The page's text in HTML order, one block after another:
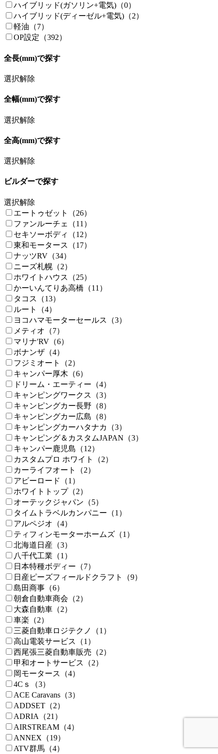
ハイブリッド(ガソリン+電気)（0）
ハイブリッド(ディーゼル+電気)（2）
軽油（7）
OP設定（392）
全長(mm)で探す
選択解除
全幅(mm)で探す
選択解除
全高(mm)で探す
選択解除
ビルダーで探す
選択解除
エートゥゼット（26）
ファンルーチェ（11）
セキソーボディ（12）
東和モータース（17）
ナッツRV（34）
ニーズ札幌（2）
ホワイトハウス（25）
かーいんてりあ高橋（11）
タコス（13）
ルート（4）
ヨコハマモーターセールス（3）
メティオ（7）
マリナ'RV（6）
ボナンザ（4）
フジミオート（2）
キャンパー厚木（6）
ドリーム・エーティー（4）
キャンピングワークス（3）
キャンピングカー長野（8）
キャンピングカー広島（8）
キャンピングカーハタナカ（3）
キャンピング＆カスタムJAPAN（3）
キャンパー鹿児島（12）
カスタムプロ ホワイト（2）
カーライフオート（2）
アビーロード（1）
ホワイトトップ（2）
オーテックジャパン（5）
タイムトラベルカンパニー（1）
アルペジオ（4）
ティフィンモーターホームズ（1）
北海道日産（3）
八千代工業（1）
日本特種ボディー（7）
日産ピーズフィールドクラフト（9）
島田商事（6）
朝倉自動車商会（2）
大森自動車（2）
車楽（2）
三菱自動車ロジテクノ（1）
高山電装サービス（1）
西尾張三菱自動車販売（2）
甲和オートサービス（2）
岡モータース（4）
4Cｓ（3）
ACE Caravans（3）
ADDSET（2）
ADRIA（21）
AIRSTREAM（4）
ANNEX（19）
ATV群馬（4）